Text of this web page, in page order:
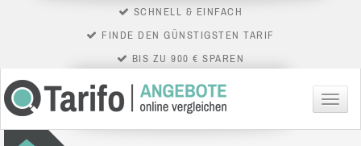
SCHNELL & EINFACH
FINDE DEN GÜNSTIGSTEN TARIF
BIS ZU 900 € SPAREN
Menü